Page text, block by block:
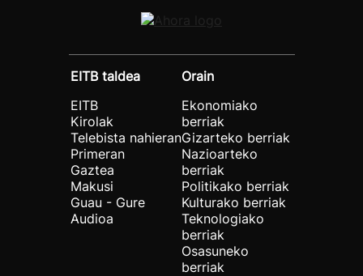
EITB taldea
EITB
Kirolak
Telebista nahieran
Primeran
Gaztea
Makusi
Guau - Gure
Audioa
Orain
Ekonomiako
berriak
Gizarteko berriak
Nazioarteko
berriak
Politikako berriak
Kulturako berriak
Teknologiako
berriak
Osasuneko
berriak